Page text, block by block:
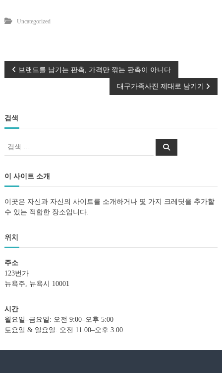
Uncategorized
글
색
브랜드를 남기는 판촉, 가격만 깎는 판촉이 아니다
대구가족사진 제대로 남기기
검색
검
검
색
이 사이트 소개
이곳은 자신과 자신의 사이트를 소개하거나 몇 가지 크레딧을 추가할
수 있는 적합한 장소입니다.
위치
주소
123번가
뉴욕주, 뉴욕시 10001
시간
월요일–금요일: 오전 9:00–오후 5:00
토요일 & 일요일: 오전 11:00–오후 3:00